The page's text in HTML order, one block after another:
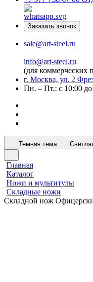
Заказать звонок
sale@art-steel.ru
info@art-steel.ru
(для коммерческих
г. Москва, ул. 2
Пн. – Пт.: с 10:00
Темная тема
Главная
Каталог
Ножи и мультитулы
Складные ножи
Складной нож